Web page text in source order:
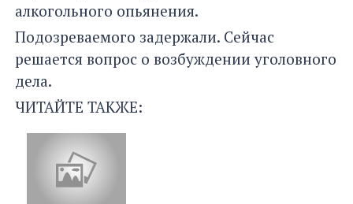
алкогольного опьянения.
Подозреваемого задержали. Сейчас
решается вопрос о возбуждении уголовного
дела.
ЧИТАЙТЕ ТАКЖЕ: